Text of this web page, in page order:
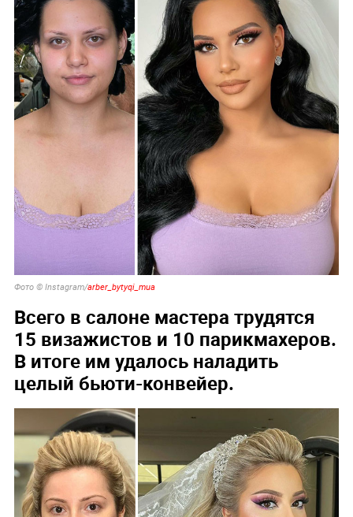
Фото © Instagram/arber_bytyqi_mua
Всего в салоне мастера трудятся
15 визажистов и 10 парикмахеров.
В итоге им удалось наладить
целый бьюти-конвейер.